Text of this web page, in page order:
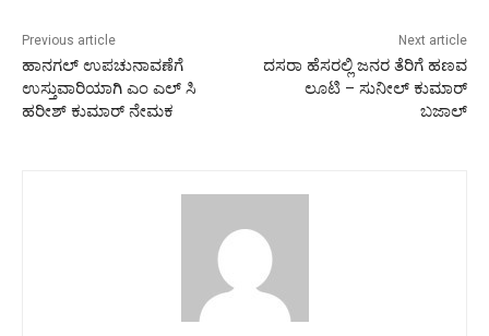
Previous article
ಹಾನಗಲ್ ಉಪಚುನಾವಣೆಗೆ
ಉಸ್ತುವಾರಿಯಾಗಿ ಎಂ ಎಲ್ ಸಿ
ಹರೀಶ್ ಕುಮಾರ್ ನೇಮಕ
Next article
ದಸರಾ ಹೆಸರಲ್ಲಿ ಜನರ ತೆರಿಗೆ ಹಣವ
ಲೂಟಿ – ಸುನೀಲ್‌ ಕುಮಾರ್
ಬಜಾಲ್